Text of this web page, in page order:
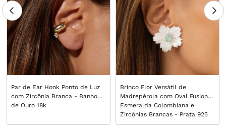
Par de Ear Hook Ponto de Luz
com Zircônia Branca - Banho
de Ouro 18k
Brinco Flor Versátil de
Madrepérola com Oval Fusion
Esmeralda Colombiana e
Zircônias Brancas - Prata 925